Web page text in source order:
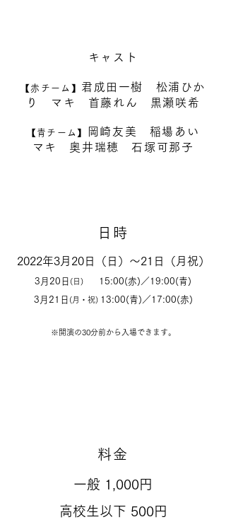
キャスト
【赤チーム】 君成田一樹 松浦ひか
り マキ 首藤れん 黒瀬咲希
【青チーム】
岡崎友美 稲場あい
マキ 奥井瑞穂 石塚可那子
日時
2022年3月20日（日）～21日（月祝）
3月20日 (日)
15:00(赤)／19:00(青)
3月21日 (月・祝) 13:00(青)／17:00(赤)
​※開演の30分前から入場できます。
料金
一般 1,000円
高校生以下 500円